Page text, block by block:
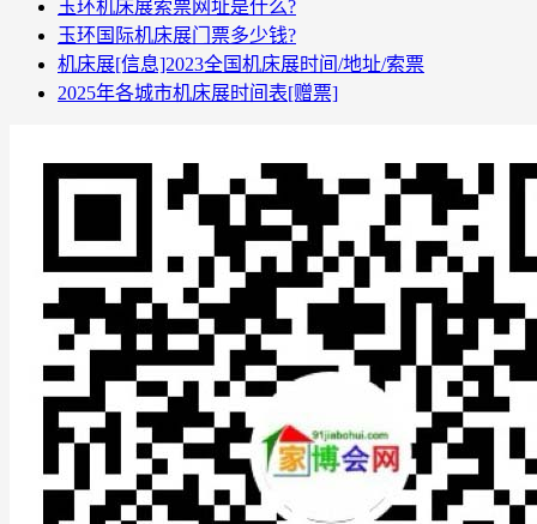
玉环机床展索票网址是什么?
玉环国际机床展门票多少钱?
机床展[信息]2023全国机床展时间/地址/索票
2025年各城市机床展时间表[赠票]